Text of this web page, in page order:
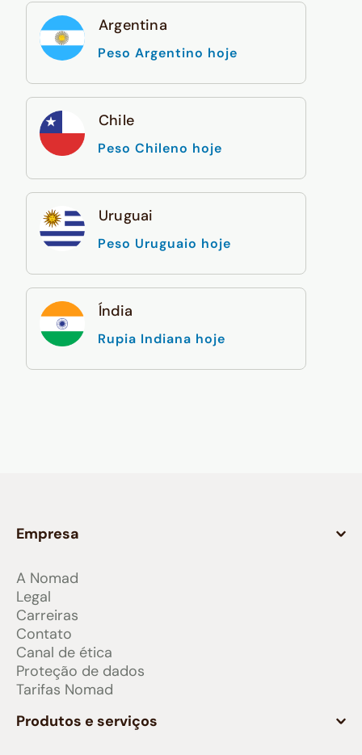
Argentina
Peso Argentino hoje
Chile
Peso Chileno hoje
Uruguai
Peso Uruguaio hoje
Índia
Rupia Indiana hoje
Empresa
A Nomad
Legal
Carreiras
Contato
Canal de ética
Proteção de dados
Tarifas Nomad
Produtos e serviços